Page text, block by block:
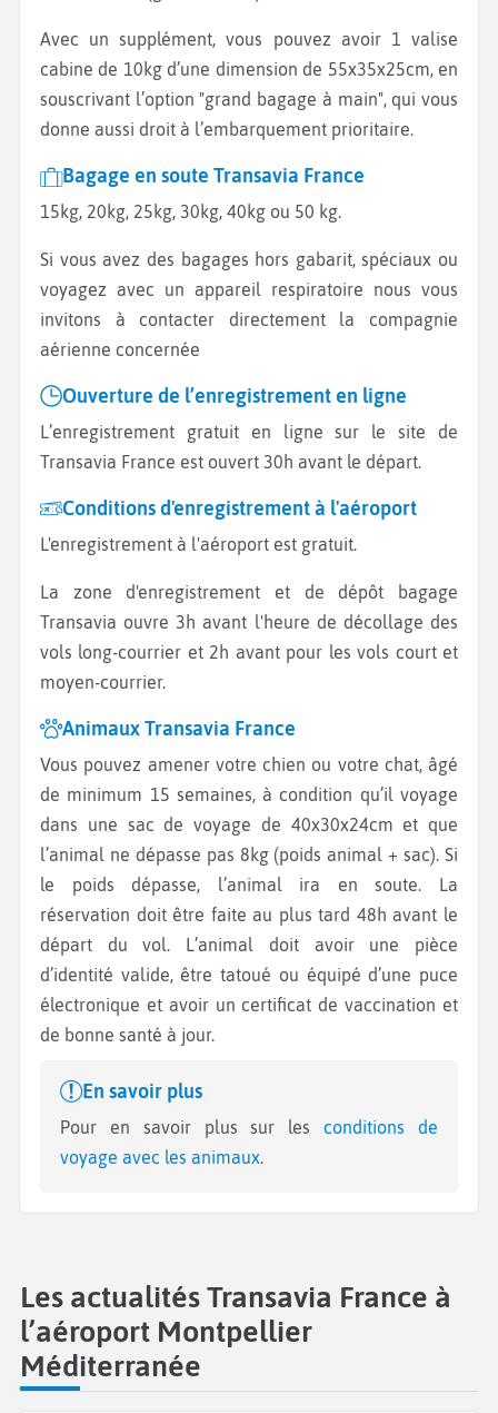
Avec un supplément, vous pouvez avoir 1 valise
cabine de 10kg d’une dimension de 55x35x25cm, en
souscrivant l’option "grand bagage à main", qui vous
donne aussi droit à l’embarquement prioritaire.
Bagage en soute Transavia France
15kg, 20kg, 25kg, 30kg, 40kg ou 50 kg.
Si vous avez des bagages hors gabarit, spéciaux ou
voyagez avec un appareil respiratoire nous vous
invitons à contacter directement la compagnie
aérienne concernée
Ouverture de l’enregistrement en ligne
L’enregistrement gratuit en ligne sur le site de
Transavia France est ouvert 30h avant le départ.
Conditions d'enregistrement à l'aéroport
L'enregistrement à l'aéroport est gratuit.
La zone d'enregistrement et de dépôt bagage
Transavia ouvre 3h avant l'heure de décollage des
vols long-courrier et 2h avant pour les vols court et
moyen-courrier.
Animaux Transavia France
Vous pouvez amener votre chien ou votre chat, âgé
de minimum 15 semaines, à condition qu’il voyage
dans une sac de voyage de 40x30x24cm et que
l’animal ne dépasse pas 8kg (poids animal + sac). Si
le poids dépasse, l’animal ira en soute. La
réservation doit être faite au plus tard 48h avant le
départ du vol. L’animal doit avoir une pièce
d’identité valide, être tatoué ou équipé d’une puce
électronique et avoir un certificat de vaccination et
de bonne santé à jour.
En savoir plus
Pour en savoir plus sur les conditions de
voyage avec les animaux.
Les actualités Transavia France à
l’aéroport Montpellier
Méditerranée